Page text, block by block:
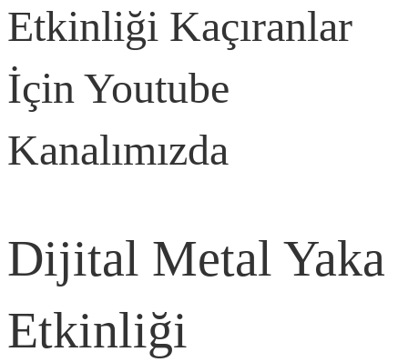
Etkinliği Kaçıranlar
İçin Youtube
Kanalımızda
Dijital Metal Yaka
Etkinliği